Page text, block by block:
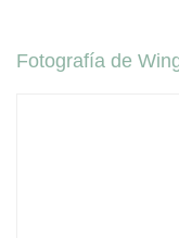
Fotografía de